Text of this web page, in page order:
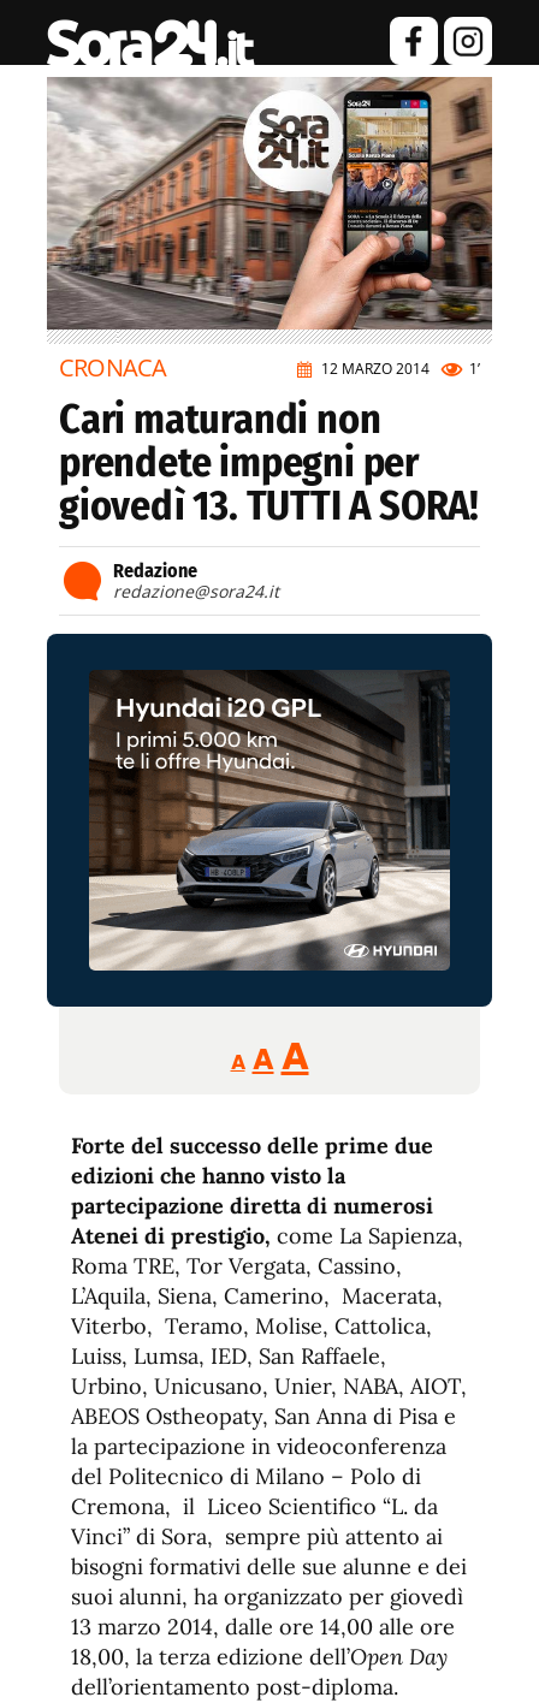
12 MARZO 2014 1’
CRONACA
Cari maturandi non
prendete impegni per
giovedì 13. TUTTI A SORA!
Redazione
redazione@sora24.it
A
Reducir
tamaño
A Restablecer
de
fuente
AAumentar
de
fuente.
Forte del successo delle prime due
edizioni che hanno visto la
partecipazione diretta di numerosi
Atenei di prestigio, come La Sapienza,
Roma TRE, Tor Vergata, Cassino,
L’Aquila, Siena, Camerino, Macerata,
Viterbo, Teramo, Molise, Cattolica,
Luiss, Lumsa, IED, San Raffaele,
Urbino, Unicusano, Unier, NABA, AIOT,
ABEOS Ostheopaty, San Anna di Pisa e
la partecipazione in videoconferenza
del Politecnico di Milano – Polo di
Cremona, il Liceo Scientifico “L. da
Vinci” di Sora, sempre più attento ai
bisogni formativi delle sue alunne e dei
suoi alunni, ha organizzato per giovedì
13 marzo 2014, dalle ore 14,00 alle ore
18,00, la terza edizione dell’Open Day
dell’orientamento post-diploma.